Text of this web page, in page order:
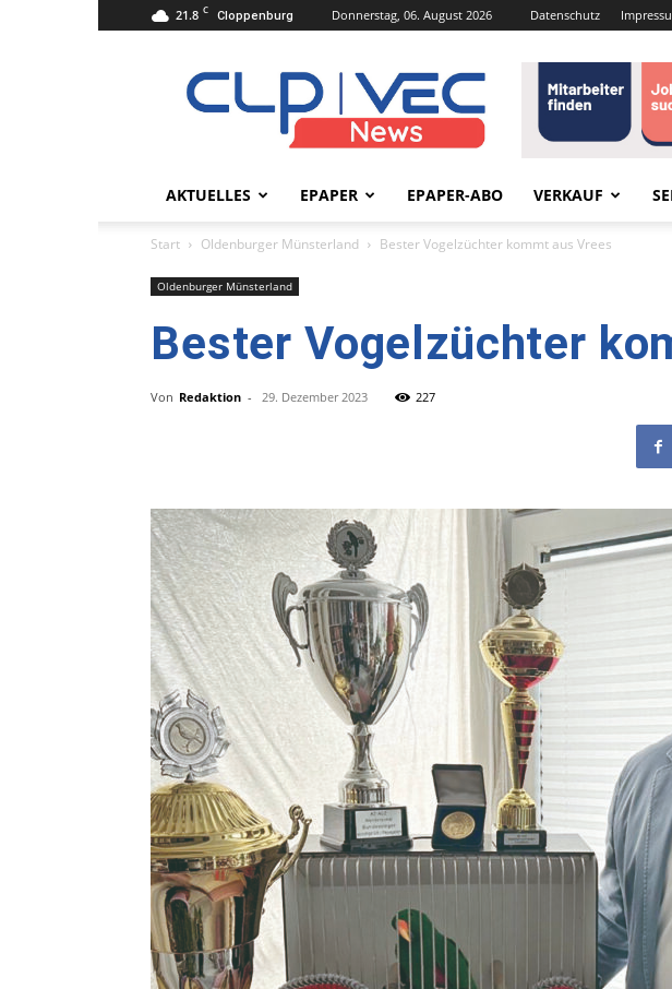
21.8 C Cloppenburg Donnerstag, 06. August 2026 Datenschutz
clpvecnews.de
AKTUELLES EPAPER EPAPER-ABO VERKAUF
Start Oldenburger Münsterland Bester Vogelzüchter kommt aus Vrees
Oldenburger Münsterland
Bester Vogelzüchter
Von Redaktion - 29. Dezember 2023 227